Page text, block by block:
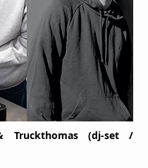
Truckthomas (dj-set /